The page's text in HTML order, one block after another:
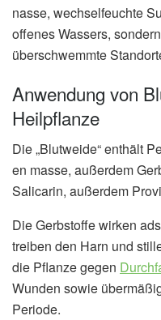
nasse, wechselfeuchte
offenes Wassers,
überschwemmte
Anwendung von
Heilpflanze
Die „Blutweide“ enthält
en masse, außerdem
Salicarin, außerdem
Die Gerbstoffe wirken
treiben den Harn und
die Pflanze gegen
Wunden sowie
Periode.